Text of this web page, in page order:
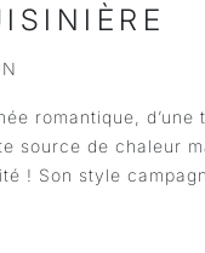
romantique,
source de chaleur
! Son style